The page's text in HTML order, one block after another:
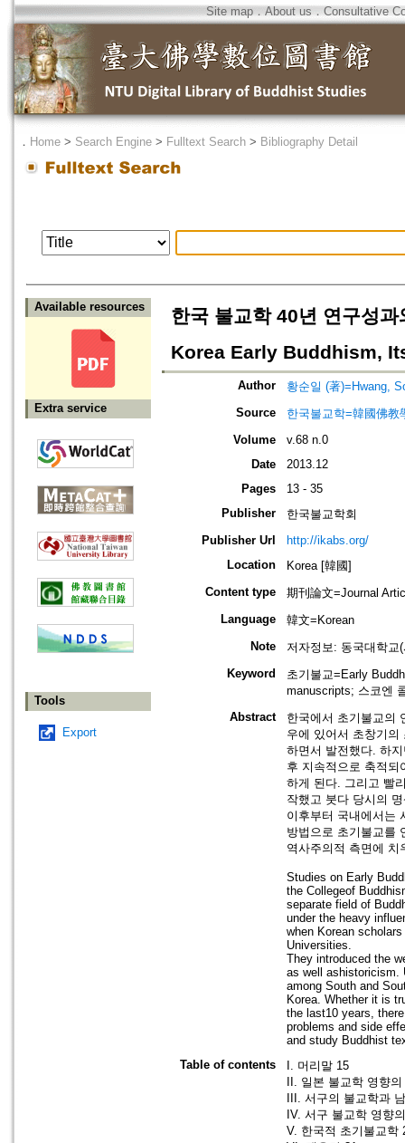
Site map．About us ． Consultative
． Home > Search Engine > Fulltext Search > Bibliography Detail
Available resources
Extra service
Tools
Export
한국 불교학 40년 연구성
Korea Early Buddhism,
Author
황순일 (著)=Hwang,
Source
한국불교학=韓國佛教
Volume
v.68 n.0
Date
2013.12
Pages
13 - 35
Publisher
한국불교학회
Publisher Url
http://ikabs.org/
Location
Korea [韓國]
Content type
期刊論文=Journal
Language
韓文=Korean
Note
저자정보: 동국대학교
Keyword
초기불교=Early
manuscripts; 스코엔
Abstract
한국에서 초기불교의
우에 있어서 초창기
하면서 발전했다. 하
후 지속적으로 축적
하게 된다. 그리고 빨
작했고 붓다 당시의
이후부터 국내에서는
방법으로 초기불교를
역사주의적 측면에
Studies on Early
the Collegeof
separate field of
under the heavy
when Korean
Universities.
They introduced the
as well ashistoricism.
among South and
Korea. Whether it is
the last10 years,
problems and side
and study Buddhist
Table of contents
I. 머리말 15
II. 일본 불교학 영향
III. 서구의 불교학과
IV. 서구 불교학 영향
V. 한국적 초기불교학